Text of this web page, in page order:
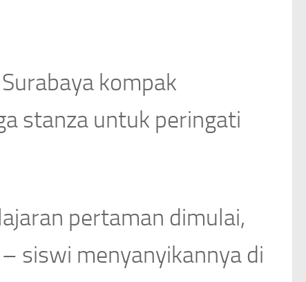
kompak
stanza untuk peringati
pertaman dimulai,
siswi menyanyikannya di